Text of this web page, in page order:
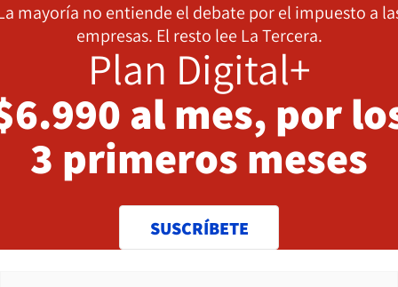
mayoría no entiende el debate por el impuesto a
empresas. El resto lee La Tercera.
Plan Digital+
al mes, por
3 primeros meses
SUSCRÍBETE